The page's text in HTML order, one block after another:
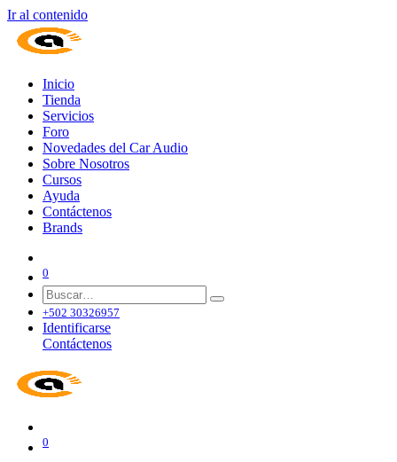
Ir al contenido
Inicio
Tienda
Servicios
Foro
Novedades del Car Audio
Sobre Nosotros
Cursos
Ayuda
Contáctenos
Brands
0
+502 30326957
Identificarse
Contáctenos
0